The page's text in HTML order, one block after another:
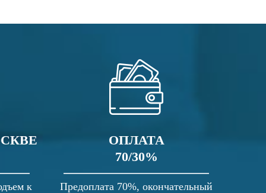
к
ОПЛАТА
70/30%
Предоплата 70%, окончательный